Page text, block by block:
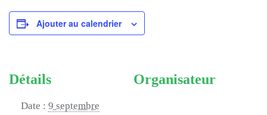
Ajouter au calendrier
Détails
Date : 9 septembre
Organisateur